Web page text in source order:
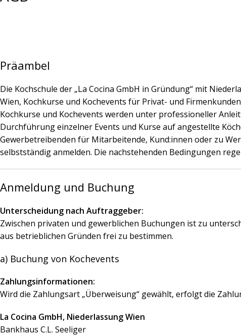
Präambel
Die Kochschule der „La Cocina GmbH in Gründung“ mit
Wien, Kochkurse und Kochevents für Privat- und
Kochkurse und Kochevents werden unter professioneller
Durchführung einzelner Events und Kurse auf angestellte
Gewerbetreibenden für Mitarbeitende, Kund:innen oder zu
selbstständig anmelden. Die nachstehenden Bedingungen
Anmeldung und Buchung
Unterscheidung nach Auftraggeber:
Zwischen privaten und gewerblichen Buchungen ist zu
aus betrieblichen Gründen frei zu bestimmen.
a) Buchung von Kochevents
Zahlungsinformationen:
Wird die Zahlungsart „Überweisung“ gewählt, erfolgt die
La Cocina GmbH, Niederlassung Wien
Bankhaus C.L. Seeliger